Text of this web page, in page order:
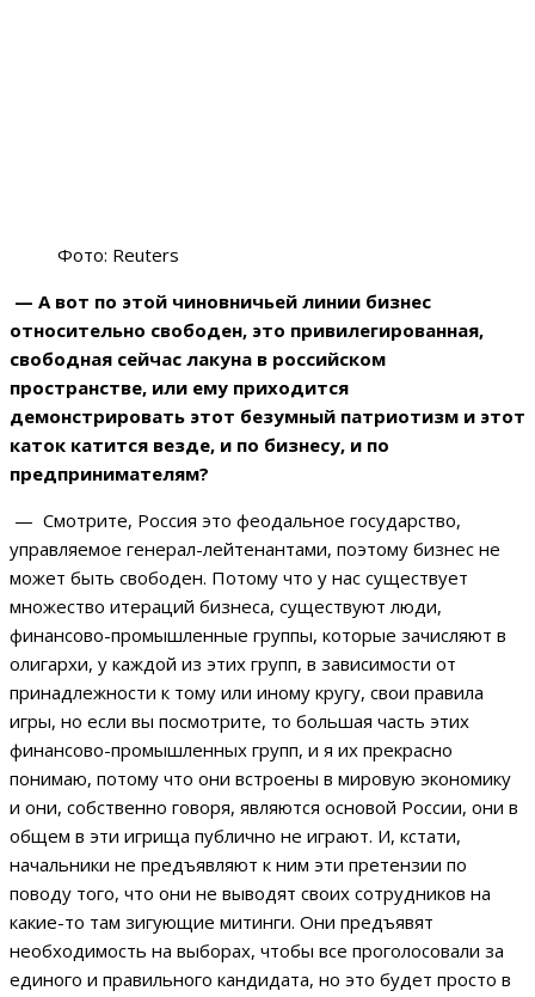
Фото: Reuters
— А вот по этой чиновничьей линии бизнес
относительно свободен, это привилегированная,
свободная сейчас лакуна в российском
пространстве, или ему приходится
демонстрировать этот безумный патриотизм и этот
каток катится везде, и по бизнесу, и по
предпринимателям?
— Смотрите, Россия это феодальное государство,
управляемое генерал-лейтенантами, поэтому бизнес не
может быть свободен. Потому что у нас существует
множество итераций бизнеса, существуют люди,
финансово-промышленные группы, которые зачисляют в
олигархи, у каждой из этих групп, в зависимости от
принадлежности к тому или иному кругу, свои правила
игры, но если вы посмотрите, то большая часть этих
финансово-промышленных групп, и я их прекрасно
понимаю, потому что они встроены в мировую экономику
и они, собственно говоря, являются основой России, они в
общем в эти игрища публично не играют. И, кстати,
начальники не предъявляют к ним эти претензии по
поводу того, что они не выводят своих сотрудников на
какие-то там зигующие митинги. Они предъявят
необходимость на выборах, чтобы все проголосовали за
единого и правильного кандидата, но это будет просто в